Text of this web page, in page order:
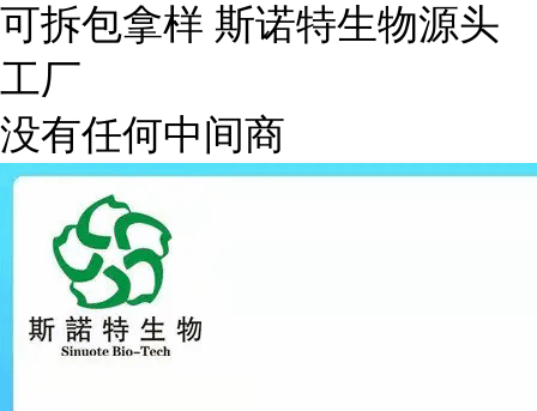
可拆包拿样 斯诺特生物源头
工厂
没有任何中间商